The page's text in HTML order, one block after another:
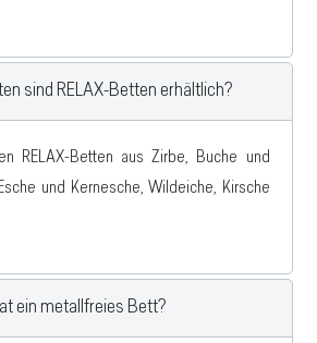
sind RELAX-Betten erhältlich?
RELAX-Betten aus Zirbe, Buche und
und Kernesche, Wildeiche, Kirsche
ein metallfreies Bett?